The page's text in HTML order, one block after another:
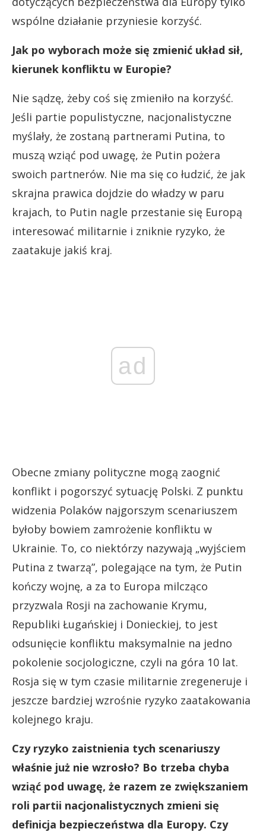
wspólne działanie przyniesie korzyść.
Jak po wyborach może się zmienić układ sił,
kierunek konfliktu w Europie?
Nie sądzę, żeby coś się zmieniło na korzyść.
Jeśli partie populistyczne, nacjonalistyczne
myślały, że zostaną partnerami Putina, to
muszą wziąć pod uwagę, że Putin pożera
swoich partnerów. Nie ma się co łudzić, że jak
skrajna prawica dojdzie do władzy w paru
krajach, to Putin nagle przestanie się Europą
interesować militarnie i zniknie ryzyko, że
zaatakuje jakiś kraj.
ad
Obecne zmiany polityczne mogą zaognić
konflikt i pogorszyć sytuację Polski. Z punktu
widzenia Polaków najgorszym scenariuszem
byłoby bowiem zamrożenie konfliktu w
Ukrainie. To, co niektórzy nazywają „wyjściem
Putina z twarzą”, polegające na tym, że Putin
kończy wojnę, a za to Europa milcząco
przyzwala Rosji na zachowanie Krymu,
Republiki Ługańskiej i Donieckiej, to jest
odsunięcie konfliktu maksymalnie na jedno
pokolenie socjologiczne, czyli na góra 10 lat.
Rosja się w tym czasie militarnie zregeneruje i
jeszcze bardziej wzrośnie ryzyko zaatakowania
kolejnego kraju.
Czy ryzyko zaistnienia tych scenariuszy
właśnie już nie wzrosło? Bo trzeba chyba
wziąć pod uwagę, że razem ze zwiększaniem
roli partii nacjonalistycznych zmieni się
definicja bezpieczeństwa dla Europy. Czy